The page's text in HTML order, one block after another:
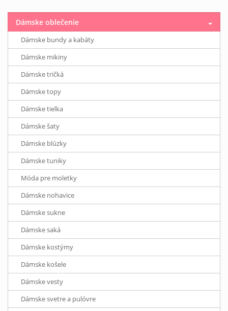
Dámske oblečenie
Dámske bundy a kabáty
Dámske mikiny
Dámske tričká
Dámske topy
Dámske tielka
Dámske šaty
Dámske blúzky
Dámske tuniky
Móda pre moletky
Dámske nohavice
Dámske sukne
Dámske saká
Dámske kostýmy
Dámske košele
Dámske vesty
Dámske svetre a pulóvre